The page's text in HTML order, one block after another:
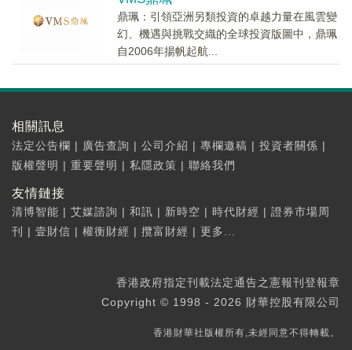
鼎珮：引領亞洲另類投資的卓越力量在風雲變
幻、機遇與挑戰交織的全球投資版圖中，鼎珮
自2006年揚帆起航...
相關訊息
法定公告欄 | 廣告查詢 | 公司介紹 | 專欄邀稿 | 投資者關係 |
版權聲明 | 重要聲明 | 私隱政策 | 聯絡我們
友情鏈接
清博智能 | 艾媒諮詢 | 和訊 | 新時空 | 時代財經 | 證券市場周
刊
| 壹財信 | 權衡財經 | 攬富財經 | 更多...
香港政府指定刊載法定通告之憲報刊登報章
Copyright © 1998 - 2026 財華控股有限公司
香港財華社版權所有,未經同意不得轉載。